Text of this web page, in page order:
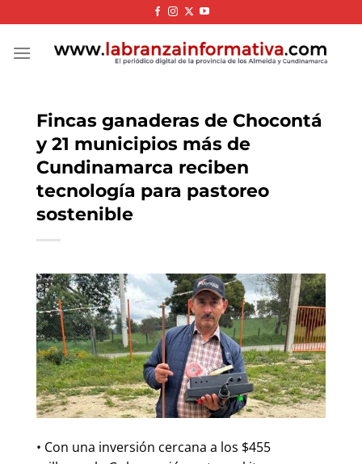
to
content
Fincas ganaderas de Chocontá
y 21 municipios más de
Cundinamarca reciben
tecnología para pastoreo
sostenible
• Con una inversión cercana a los $455